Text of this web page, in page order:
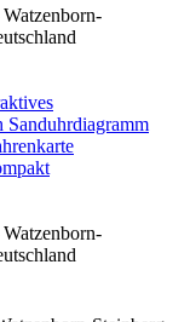
Watzenborn-
Sanduhrdiagramm
Watzenborn-